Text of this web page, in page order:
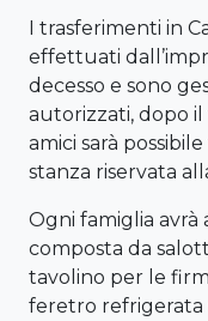
I trasferimenti in
effettuati
decesso e sono
autorizzati, dopo
amici sarà
stanza riservata
Ogni famiglia avrà
composta da
tavolino per le
feretro refrigerata